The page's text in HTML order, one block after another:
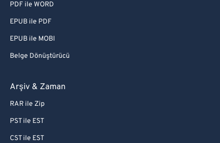
PDF ile WORD
EPUB ile PDF
EPUB ile MOBI
Belge Dönüştürücü
Arşiv & Zaman
RAR ile Zip
PST ile EST
CST ile EST